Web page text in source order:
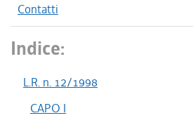
Contatti
Indice:
L.R. n. 12/1998
CAPO I